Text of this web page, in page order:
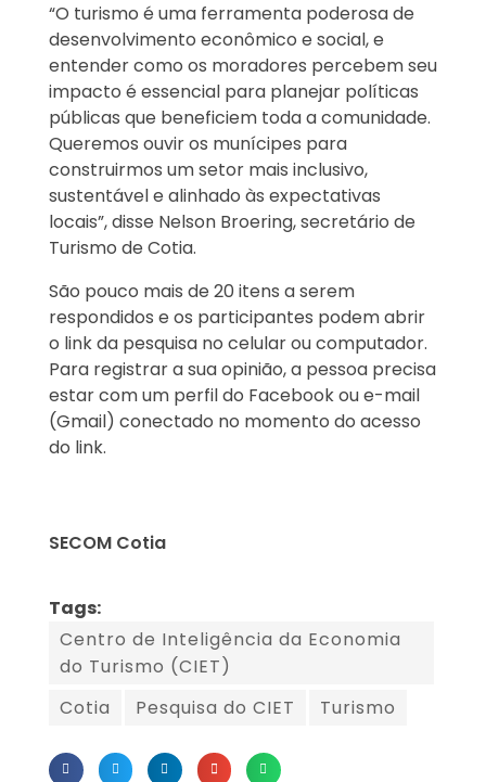
“O turismo é uma ferramenta poderosa de
desenvolvimento econômico e social, e
entender como os moradores percebem seu
impacto é essencial para planejar políticas
públicas que beneficiem toda a comunidade.
Queremos ouvir os munícipes para
construirmos um setor mais inclusivo,
sustentável e alinhado às expectativas
locais”, disse Nelson Broering, secretário de
Turismo de Cotia.
São pouco mais de 20 itens a serem
respondidos e os participantes podem abrir
o link da pesquisa no celular ou computador.
Para registrar a sua opinião, a pessoa precisa
estar com um perfil do Facebook ou e-mail
(Gmail) conectado no momento do acesso
do link.
SECOM Cotia
Tags:
Centro de Inteligência da Economia
do Turismo (CIET)
Cotia
Pesquisa do CIET Turismo